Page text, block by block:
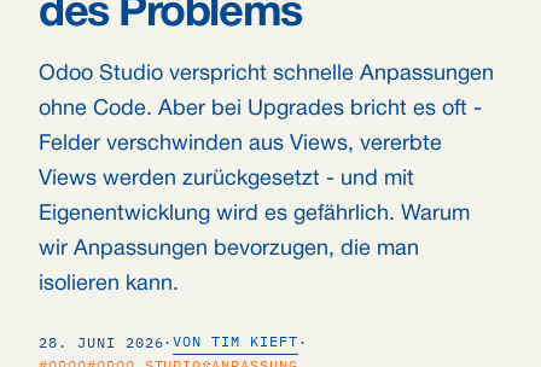
des Problems
Odoo Studio verspricht schnelle Anpassungen
ohne Code. Aber bei Upgrades bricht es oft -
Felder verschwinden aus Views, vererbte
Views werden zurückgesetzt - und mit
Eigenentwicklung wird es gefährlich. Warum
wir Anpassungen bevorzugen, die man
isolieren kann.
28. JUNI 2026·VON TIM KIEFT ·